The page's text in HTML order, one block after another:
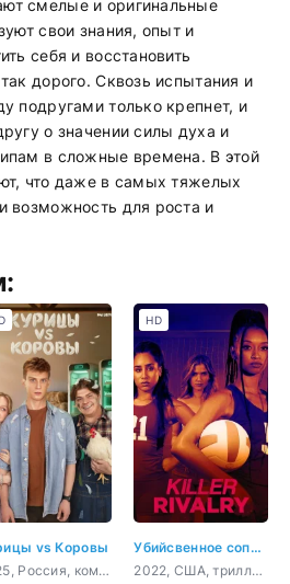
смелые и оригинальные
свои знания, опыт и
себя и восстановить
дорого. Сквозь испытания и
подругами только крепнет, и
о значении силы духа и
в сложные времена. В этой
что даже в самых тяжелых
возможность для роста и
vs Коровы
2025, Россия, комедия
Убийсвенное соперничество
2022, США, триллер, детектив
HD